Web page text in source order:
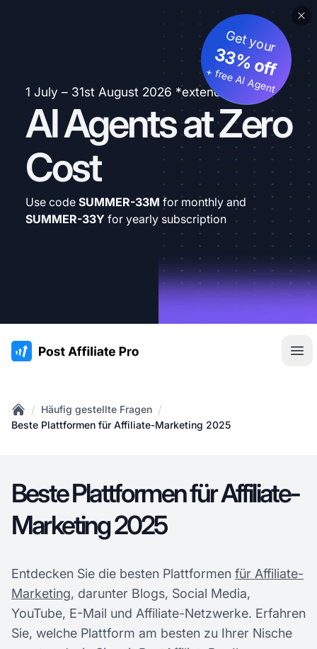
1 July – 31st August 2026 *extended
AI Agents at Zero
Cost
Get your
33% off
+ free AI Agent
Use code SUMMER-33M for monthly and
SUMMER-33Y for yearly subscription
:site.title
Home
/ Häufig gestellte Fragen /
Beste Plattformen für Affiliate-Marketing 2025
Beste Plattformen für Affiliate-
Marketing 2025
Entdecken Sie die besten Plattformen für Affiliate-
Marketing, darunter Blogs, Social Media,
YouTube, E-Mail und Affiliate-Netzwerke. Erfahren
Sie, welche Plattform am besten zu Ihrer Nische